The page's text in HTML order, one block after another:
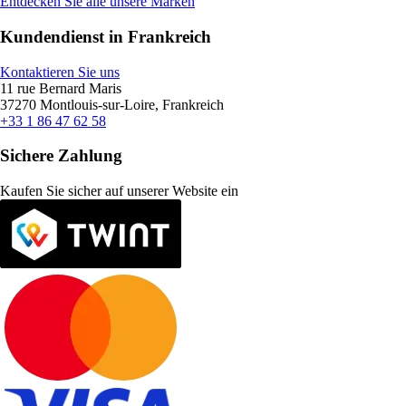
Kundendienst in Frankreich
Kontaktieren Sie uns
11 rue Bernard Maris
37270 Montlouis-sur-Loire, Frankreich
+33 1 86 47 62 58
Sichere Zahlung
Kaufen Sie sicher auf unserer Website ein